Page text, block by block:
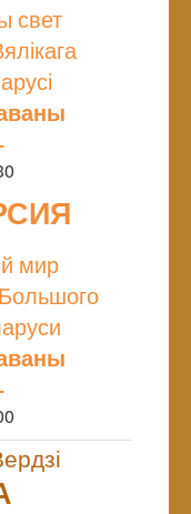
свет
мир